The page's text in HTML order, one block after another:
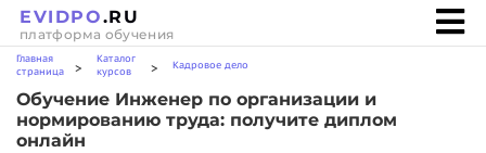
EVIDPO.RU
платформа обучения
Главная
страница
>
Каталог
курсов
> Кадровое дело
Обучение Инженер по организации и
нормированию труда: получите диплом
онлайн